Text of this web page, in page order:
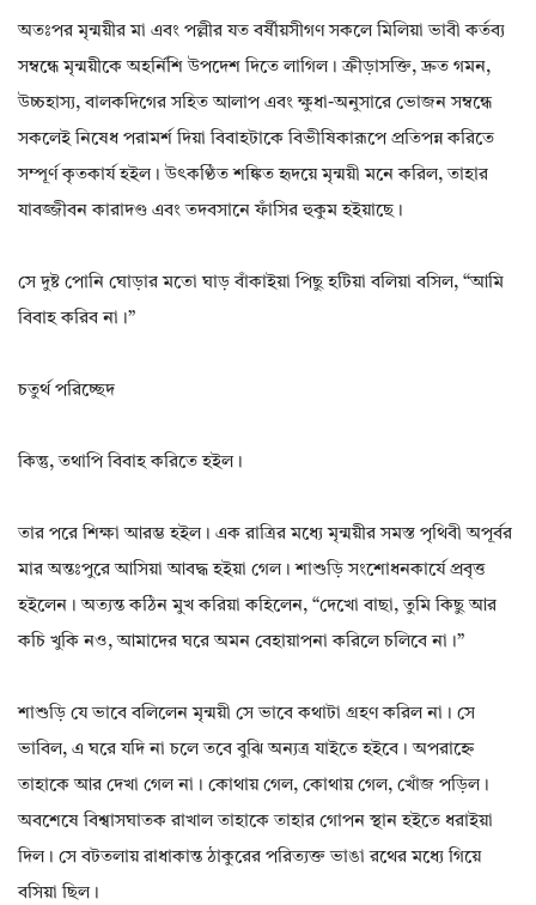
অতঃপর মৃন্ময়ীর মা এবং পল্লীর যত বর্ষীয়সীগণ সকলে মিলিয়া ভাবী কর্তব্য
সম্বন্ধে মৃন্ময়ীকে অহর্নিশি উপদেশ দিতে লাগিল। ক্রীড়াসক্তি, দ্রুত গমন,
উচ্চহাস্য, বালকদিগের সহিত আলাপ এবং ক্ষুধা-অনুসারে ভোজন সম্বন্ধে
সকলেই নিষেধ পরামর্শ দিয়া বিবাহটাকে বিভীষিকারূপে প্রতিপন্ন করিতে
সম্পূর্ণ কৃতকার্য হইল। উৎকণ্ঠিত শঙ্কিত হৃদয়ে মৃন্ময়ী মনে করিল, তাহার
যাবজ্জীবন কারাদণ্ড এবং তদবসানে ফাঁসির হুকুম হইয়াছে।
সে দুষ্ট পোনি ঘোড়ার মতো ঘাড় বাঁকাইয়া পিছু হটিয়া বলিয়া বসিল, “আমি
বিবাহ করিব না।”
চতুর্থ পরিচ্ছেদ
কিন্তু, তথাপি বিবাহ করিতে হইল।
তার পরে শিক্ষা আরম্ভ হইল। এক রাত্রির মধ্যে মৃন্ময়ীর সমস্ত পৃথিবী অপূর্বর
মার অন্তঃপুরে আসিয়া আবদ্ধ হইয়া গেল। শাশুড়ি সংশোধনকার্যে প্রবৃত্ত
হইলেন। অত্যন্ত কঠিন মুখ করিয়া কহিলেন, “দেখো বাছা, তুমি কিছু আর
কচি খুকি নও, আমাদের ঘরে অমন বেহায়াপনা করিলে চলিবে না।”
শাশুড়ি যে ভাবে বলিলেন মৃন্ময়ী সে ভাবে কথাটা গ্রহণ করিল না। সে
ভাবিল, এ ঘরে যদি না চলে তবে বুঝি অন্যত্র যাইতে হইবে। অপরাহ্নে
তাহাকে আর দেখা গেল না। কোথায় গেল, কোথায় গেল, খোঁজ পড়িল।
অবশেষে বিশ্বাসঘাতক রাখাল তাহাকে তাহার গোপন স্থান হইতে ধরাইয়া
দিল। সে বটতলায় রাধাকান্ত ঠাকুরের পরিত্যক্ত ভাঙা রথের মধ্যে গিয়ে
বসিয়া ছিল।